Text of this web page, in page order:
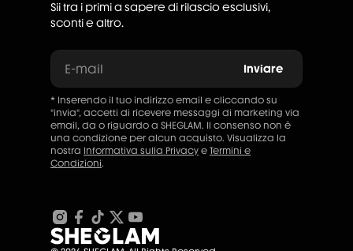
Sii tra i primi a sapere di rilascio esclusivi,
sconti e altro.
E-mail Inviare
* Inserendo il tuo indirizzo email e cliccando su
"invia", accetti di ricevere messaggi di marketing via
email, da o riguardo a SHEGLAM. Il consenso non è
una condizione per alcun acquisto. Visualizza la
nostra Informativa sulla Privacy e Termini e
Condizioni.